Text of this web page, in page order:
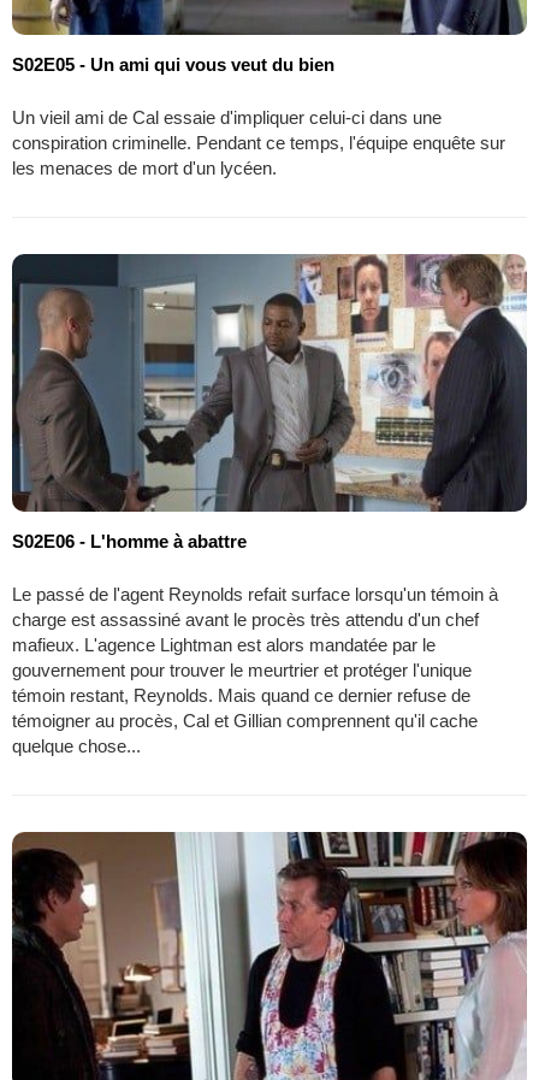
S02E05 - Un ami qui vous veut du bien
Un vieil ami de Cal essaie d'impliquer celui-ci dans une
conspiration criminelle. Pendant ce temps, l'équipe enquête sur
les menaces de mort d'un lycéen.
S02E06 - L'homme à abattre
Le passé de l'agent Reynolds refait surface lorsqu'un témoin à
charge est assassiné avant le procès très attendu d'un chef
mafieux. L'agence Lightman est alors mandatée par le
gouvernement pour trouver le meurtrier et protéger l'unique
témoin restant, Reynolds. Mais quand ce dernier refuse de
témoigner au procès, Cal et Gillian comprennent qu'il cache
quelque chose...